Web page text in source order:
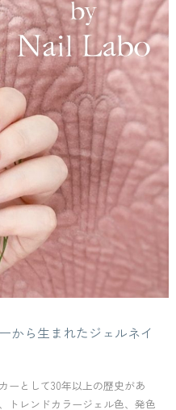
から生まれたジェルネイ
ーとして30年以上の歴史があ
トレンドカラージェル色、発色